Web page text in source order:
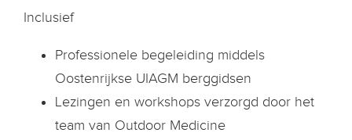
Inclusief
Professionele begeleiding middels
Oostenrijkse UIAGM berggidsen
Lezingen en workshops verzorgd door het
team van Outdoor Medicine